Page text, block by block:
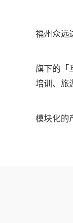
福州众远
旗下的「
培训、旅
模块化的